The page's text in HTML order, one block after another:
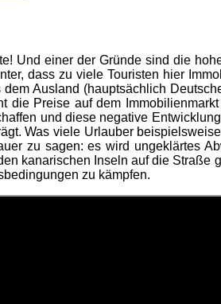
Und einer der Gründe sind die
dass zu viele Touristen hier
Ausland (hauptsächlich
die Preise auf dem
und diese negative
Was viele Urlauber
zu sagen: es wird ungeklärtes
kanarischen Inseln auf die
zu kämpfen.